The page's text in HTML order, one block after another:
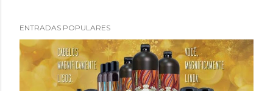
ENTRADAS POPULARES